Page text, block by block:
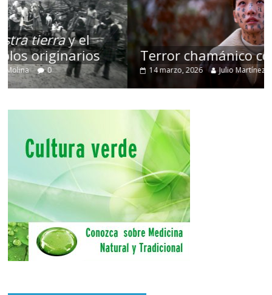
Terror chamánico coreano
14 marzo, 2026 Julio Martínez Molina 0